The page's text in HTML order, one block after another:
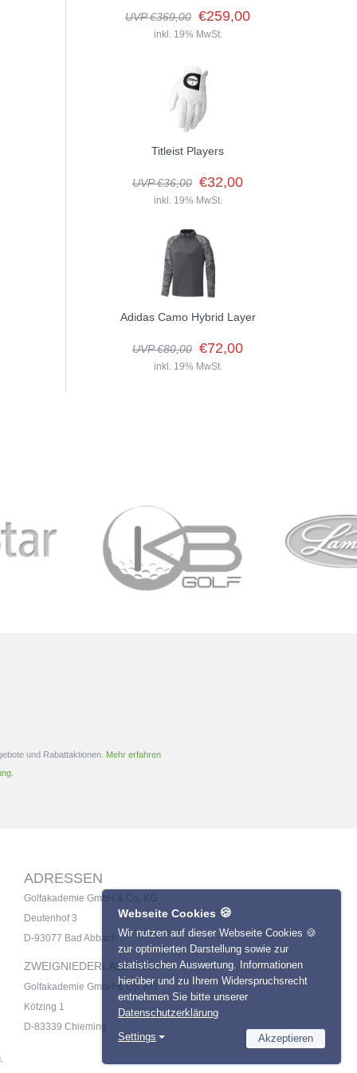
UVP €369,00 €259,00
inkl. 19% MwSt.
Titleist Players
UVP €36,00 €32,00
inkl. 19% MwSt.
Adidas Camo Hybrid Layer
UVP €80,00 €72,00
inkl. 19% MwSt.
und Rabattaktionen. Mehr erfahren
ADRESSEN
Golfakademie GmbH & Co. KG
Deutenhof 3
D-93077 Bad Abbach
ZWEIGNIEDERLASSUNG:
Golfakademie GmbH & Co. KG
Kötzing 1
D-83339 Chieming
Webseite Cookies 🍪
Wir nutzen auf dieser Webseite Cookies 🍪
zur optimierten Darstellung sowie zur
statistischen Auswertung. Informationen
hierüber und zu Ihrem Widerspruchsrecht
entnehmen Sie bitte unserer
Datenschutzerklärung
Settings
Akzeptieren